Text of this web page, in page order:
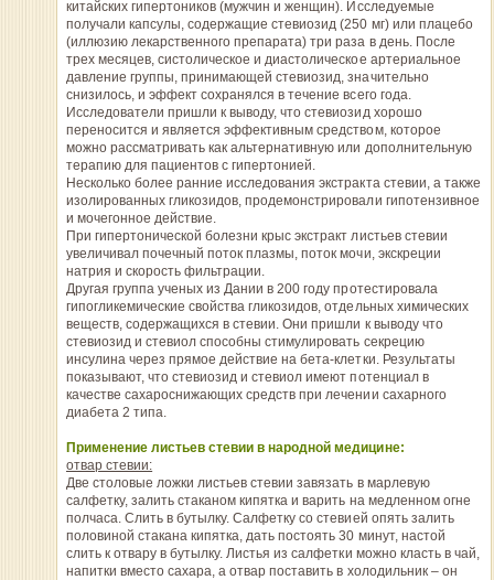
китайских гипертоников (мужчин и женщин). Исследуемые
получали капсулы, содержащие стевиозид (250 мг) или плацебо
(иллюзию лекарственного препарата) три раза в день. После
трех месяцев, систолическое и диастолическое артериальное
давление группы, принимающей стевиозид, значительно
снизилось, и эффект сохранялся в течение всего года.
Исследователи пришли к выводу, что стевиозид хорошо
переносится и является эффективным средством, которое
можно рассматривать как альтернативную или дополнительную
терапию для пациентов с гипертонией.
Несколько более ранние исследования экстракта стевии, а также
изолированных гликозидов, продемонстрировали гипотензивное
и мочегонное действие.
При гипертонической болезни крыс экстракт листьев стевии
увеличивал почечный поток плазмы, поток мочи, экскреции
натрия и скорость фильтрации.
Другая группа ученых из Дании в 200 году протестировала
гипогликемические свойства гликозидов, отдельных химических
веществ, содержащихся в стевии. Они пришли к выводу что
стевиозид и стевиол способны стимулировать секрецию
инсулина через прямое действие на бета-клетки. Результаты
показывают, что стевиозид и стевиол имеют потенциал в
качестве сахароснижающих средств при лечении сахарного
диабета 2 типа.
Применение листьев стевии в народной медицине:
отвар стевии:
Две столовые ложки листьев стевии завязать в марлевую
салфетку, залить стаканом кипятка и варить на медленном огне
полчаса. Слить в бутылку. Салфетку со стевией опять залить
половиной стакана кипятка, дать постоять 30 минут, настой
слить к отвару в бутылку. Листья из салфетки можно класть в чай,
напитки вместо сахара, а отвар поставить в холодильник – он